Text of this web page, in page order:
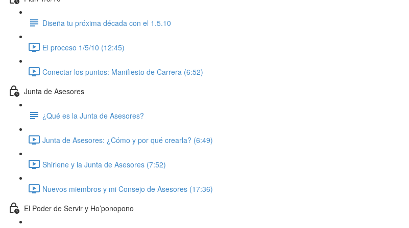
Diseña tu próxima década con el 1.5.10
El proceso 1/5/10 (12:45)
Conectar los puntos: Manifiesto de Carrera (6:52)
Junta de Asesores
¿Qué es la Junta de Asesores?
Junta de Asesores: ¿Cómo y por qué crearla? (6:49)
Shirlene y la Junta de Asesores (7:52)
Nuevos miembros y mi Consejo de Asesores (17:36)
El Poder de Servir y Ho’ponopono